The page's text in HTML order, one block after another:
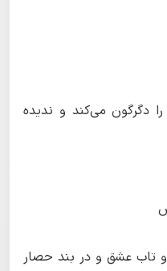
دگرگون می‌کند و ندیده
و تاب عشق و در بند حصار